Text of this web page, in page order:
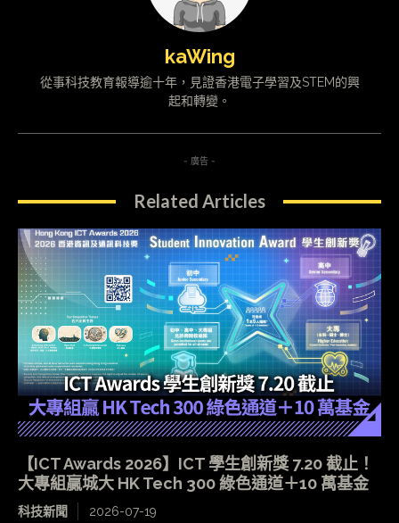
kaWing
從事科技教育報導逾十年，見證香港電子學習及STEM的興
起和轉變。
- 廣告 -
Related Articles
【ICT Awards 2026】ICT 學生創新獎 7.20 截止！
大專組贏城大 HK Tech 300 綠色通道＋10 萬基金
科技新聞 2026-07-19